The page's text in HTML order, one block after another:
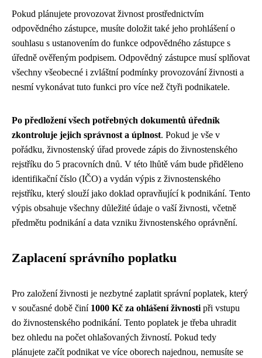
Pokud plánujete provozovat živnost prostřednictvím
odpovědného zástupce, musíte doložit také jeho prohlášení o
souhlasu s ustanovením do funkce odpovědného zástupce s
úředně ověřeným podpisem. Odpovědný zástupce musí splňovat
všechny všeobecné i zvláštní podmínky provozování živnosti a
nesmí vykonávat tuto funkci pro více než čtyři podnikatele.
Po předložení všech potřebných dokumentů úředník
zkontroluje jejich správnost a úplnost. Pokud je vše v
pořádku, živnostenský úřad provede zápis do živnostenského
rejstříku do 5 pracovních dnů. V této lhůtě vám bude přiděleno
identifikační číslo (IČO) a vydán výpis z živnostenského
rejstříku, který slouží jako doklad opravňující k podnikání. Tento
výpis obsahuje všechny důležité údaje o vaší živnosti, včetně
předmětu podnikání a data vzniku živnostenského oprávnění.
Zaplacení správního poplatku
Pro založení živnosti je nezbytné zaplatit správní poplatek, který
v současné době činí 1000 Kč za ohlášení živnostipři vstupu
do živnostenského podnikání. Tento poplatek je třeba uhradit
bez ohledu na počet ohlašovaných živností. Pokud tedy
plánujete začít podnikat ve více oborech najednou, nemusíte se